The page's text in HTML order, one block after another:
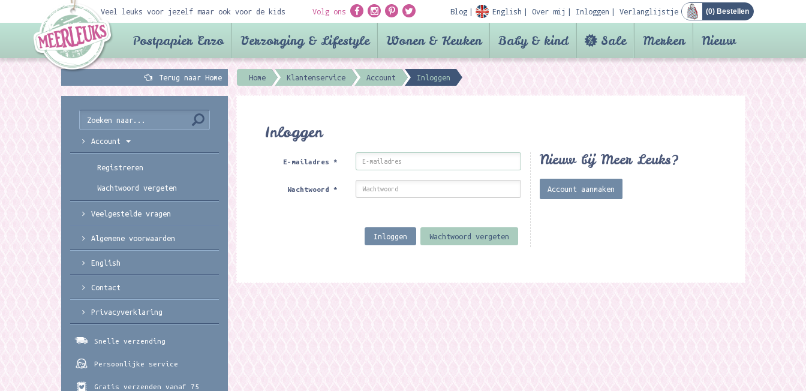
Veel leuks voor jezelf maar ook voor de kids Volg ons Blog English Over mij Inloggen Verlanglijstje (0) Bestellen
Postpapier Enzo Verzorging & Lifestyle Wonen & Keuken Baby & kind Sale Merken Nieuw
Terug naar Home Home Klantenservice Account Inloggen
Inloggen
E-mailadres*
Wachtwoord*
Inloggen Wachtwoord vergeten
Nieuw bij Meer Leuks?
Account aanmaken
Account
Registreren
Wachtwoord vergeten
Veelgestelde vragen
Algemene voorwaarden
English
Contact
Privacyverklaring
Snelle verzending
Persoonlijke service
Gratis verzenden vanaf 75